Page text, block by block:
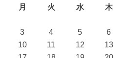
月
火 水 木
3
4 5 6
10
11 12 13